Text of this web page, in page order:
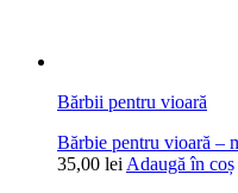
Bărbii pentru vioară
Bărbie pentru vioară –
35,00 lei Adaugă în coș